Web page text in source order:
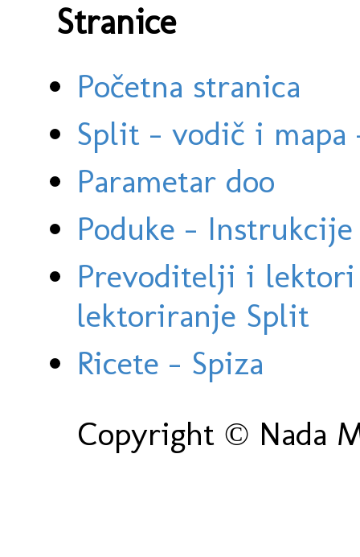
Stranice
Početna stranica
Split - vodič i
Parametar doo
Poduke -
Prevoditelji i
lektoriranje Split
Ricete - Spiza
Copyright © Nada